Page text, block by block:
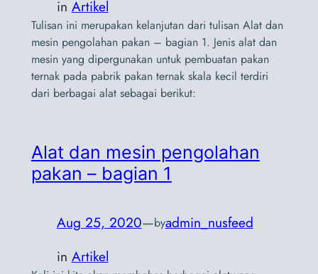
in Artikel
Tulisan ini merupakan kelanjutan dari tulisan Alat dan
mesin pengolahan pakan – bagian 1. Jenis alat dan
mesin yang dipergunakan untuk pembuatan pakan
ternak pada pabrik pakan ternak skala kecil terdiri
dari berbagai alat sebagai berikut:
Alat dan mesin pengolahan
pakan – bagian 1
Aug 25, 2020—byadmin_nusfeed
in Artikel